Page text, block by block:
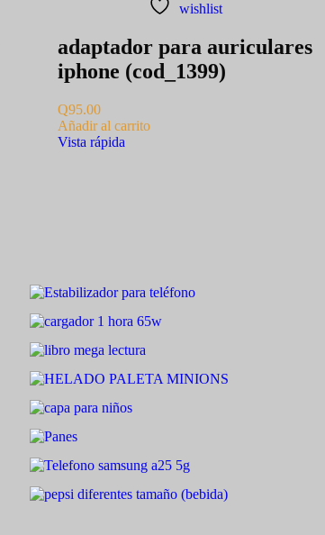
wishlist
adaptador para auriculares
iphone (cod_1399)
Q95.00
Añadir al carrito
Vista rápida